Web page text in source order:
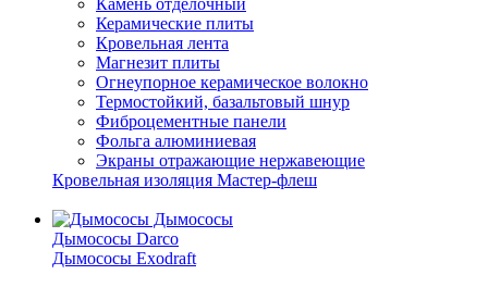
Камень отделочный
Керамические плиты
Кровельная лента
Магнезит плиты
Огнеупорное керамическое волокно
Термостойкий, базальтовый шнур
Фиброцементные панели
Фольга алюминиевая
Экраны отражающие нержавеющие
Кровельная изоляция Мастер-флеш
Дымососы
Дымососы Darco
Дымососы Exodraft